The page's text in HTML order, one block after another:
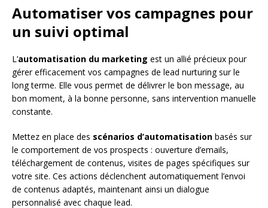
Automatiser vos campagnes pour
un suivi optimal
L’automatisation du marketing est un allié précieux pour
gérer efficacement vos campagnes de lead nurturing sur le
long terme. Elle vous permet de délivrer le bon message, au
bon moment, à la bonne personne, sans intervention manuelle
constante.
Mettez en place des scénarios d’automatisation basés sur
le comportement de vos prospects : ouverture d’emails,
téléchargement de contenus, visites de pages spécifiques sur
votre site. Ces actions déclenchent automatiquement l’envoi
de contenus adaptés, maintenant ainsi un dialogue
personnalisé avec chaque lead.